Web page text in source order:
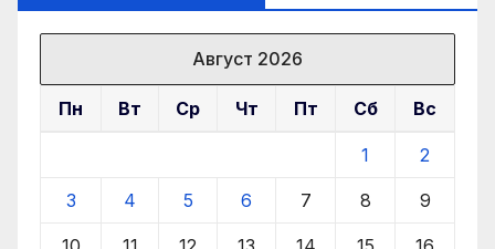
Август 2026
Пн Вт Ср Чт Пт Сб Вс
1 2
3 4 5 6 7 8 9